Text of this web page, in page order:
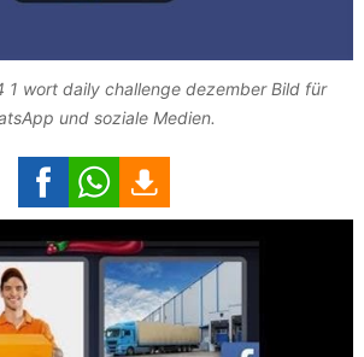
1 wort daily challenge dezember Bild für
und soziale Medien.